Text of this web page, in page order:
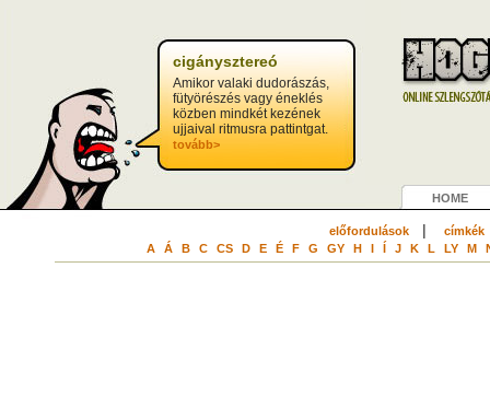
cigánysztereó
Amikor valaki dudorászás,
fütyörészés vagy éneklés
közben mindkét kezének
ujjaival ritmusra pattintgat.
tovább>
HOME
előfordulások| címkék
A Á B C CS D E É F G GY H I Í J K L LY M